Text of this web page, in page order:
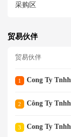
采购区
贸易伙伴
贸易伙伴
1 Cong Ty
2
3 Cong Ty